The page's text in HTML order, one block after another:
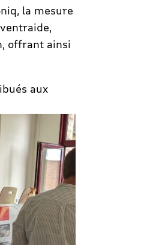
la mesure
offrant ainsi
aux